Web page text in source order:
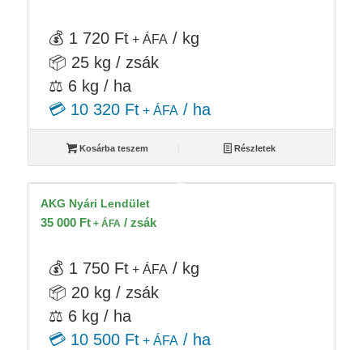
💰 1 720 Ft+ ÁFA / kg
📦 25 kg / zsák
⚖️ 6 kg / ha
💳 10 320 Ft+ ÁFA/ ha
Kosárba teszem Részletek
AKG Nyári Lendület
35 000 Ft+ ÁFA / zsák
💰 1 750 Ft+ ÁFA / kg
📦 20 kg / zsák
⚖️ 6 kg / ha
💳 10 500 Ft+ ÁFA/ ha